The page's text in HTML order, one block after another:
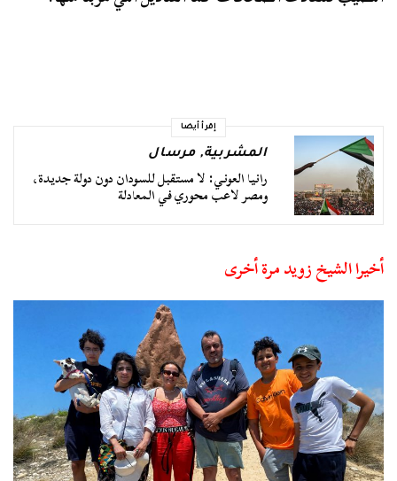
إقرأ أيضا
المشربية,مرسال
رانيا العوني: لا مستقبل للسودان دون دولة جديدة،
ومصر لاعب محوري في المعادلة
أخيرا الشيخ زويد مرة أخرى